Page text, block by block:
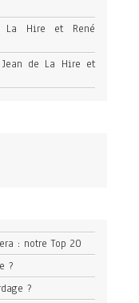
Hire et René
de La Hire et
: notre Top 20
?
?